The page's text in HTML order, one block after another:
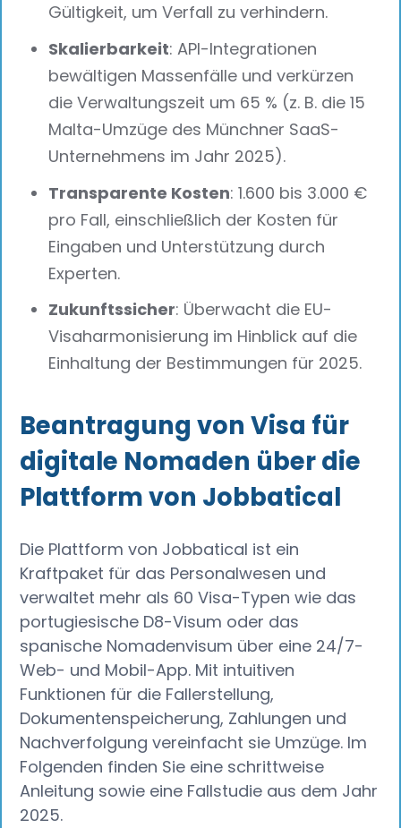
Gültigkeit, um Verfall zu verhindern.
Skalierbarkeit: API-Integrationen
bewältigen Massenfälle und verkürzen
die Verwaltungszeit um 65 % (z. B. die 15
Malta-Umzüge des Münchner SaaS-
Unternehmens im Jahr 2025).
Transparente Kosten: 1.600 bis 3.000 €
pro Fall, einschließlich der Kosten für
Eingaben und Unterstützung durch
Experten.
Zukunftssicher: Überwacht die EU-
Visaharmonisierung im Hinblick auf die
Einhaltung der Bestimmungen für 2025.
Beantragung von Visa für
digitale Nomaden über die
Plattform von Jobbatical
Die Plattform von Jobbatical ist ein
Kraftpaket für das Personalwesen und
verwaltet mehr als 60 Visa-Typen wie das
portugiesische D8-Visum oder das
spanische Nomadenvisum über eine 24/7-
Web- und Mobil-App. Mit intuitiven
Funktionen für die Fallerstellung,
Dokumentenspeicherung, Zahlungen und
Nachverfolgung vereinfacht sie Umzüge. Im
Folgenden finden Sie eine schrittweise
Anleitung sowie eine Fallstudie aus dem Jahr
2025.